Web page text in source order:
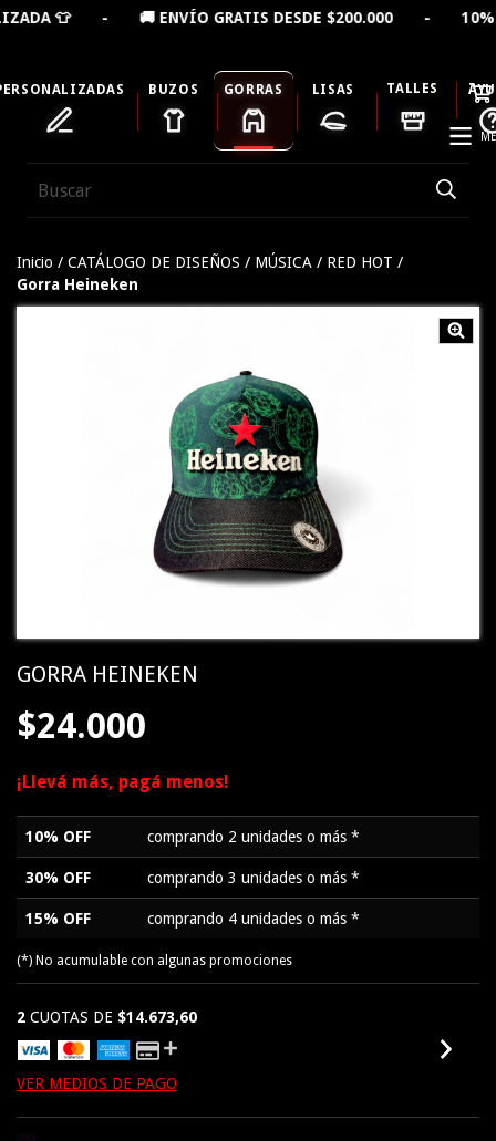
ENVÍO GRATIS DESDE $200.000 - 10% OFF
BUZOS GORRAS LISAS TALLES
Inicio / CATÁLOGO DE DISEÑOS / MÚSICA / RED HOT /
Gorra Heineken
GORRA HEINEKEN
$24.000
¡Llevá más, pagá menos!
10% OFF comprando 2 unidades o más *
30% OFF comprando 3 unidades o más *
15% OFF comprando 4 unidades o más *
(*) No acumulable con algunas promociones
2 CUOTAS DE $14.673,60
VER MEDIOS DE PAGO